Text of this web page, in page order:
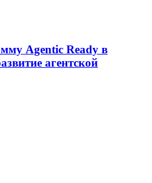
Agentic Ready в
агентской